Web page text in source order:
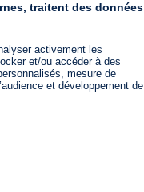
traitent des données
activement les
et/ou accéder à des
mesure de
et développement de